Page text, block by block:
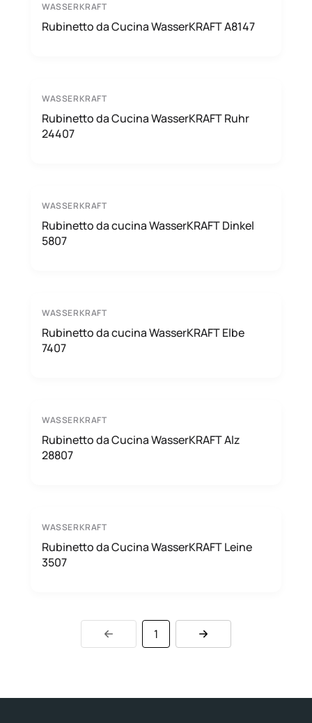
WASSERKRAFT
Rubinetto da Cucina WasserKRAFT A8147
WASSERKRAFT
Rubinetto da Cucina WasserKRAFT Ruhr
24407
WASSERKRAFT
Rubinetto da cucina WasserKRAFT Dinkel
5807
WASSERKRAFT
Rubinetto da cucina WasserKRAFT Elbe
7407
WASSERKRAFT
Rubinetto da Cucina WasserKRAFT Alz
28807
WASSERKRAFT
Rubinetto da Cucina WasserKRAFT Leine
3507
1